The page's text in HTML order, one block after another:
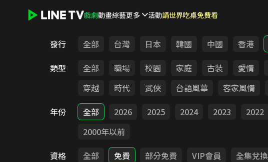
戲劇動畫綜藝更多 活動請世界吃桌免費看
發行 全部 台灣 日本 韓國 中國 香港
類型
全部 職場 校園 家庭 古裝 愛情
穿越
時代 武俠 台語風華 客家風情
年份
全部 2026 2025 2024 2023 2022
2000年以前
資格
全部 免費 部分免費 VIP會員 全集兌換